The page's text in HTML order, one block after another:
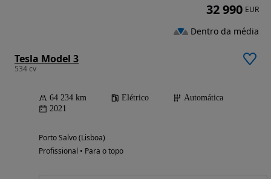
Tesla Model 3
534 cv
64 234 km Elétrico
Automática
2021
Porto Salvo (Lisboa)
Profissional • Para o topo
32 990 EUR
Dentro da média